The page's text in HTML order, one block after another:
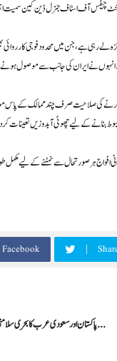
چیفس آف اسٹاف جنرل ڈین کین سمیت
لے رہی ہے، جن میں محدود فوجی
نے ایران کی جانب سے موصول ہونے
کرنے کی صلاحیت صرف چند ممالک کے
کے لیے چھوٹی آبدوزیں تعینات کر دی
افواج ہر صورتحال سے نمٹنے کے لیے مکمل
Facebook
پاکستان اور سعودی عرب کا بحری سلامتی اور سفارتی روابط مضبوط بنانے ...